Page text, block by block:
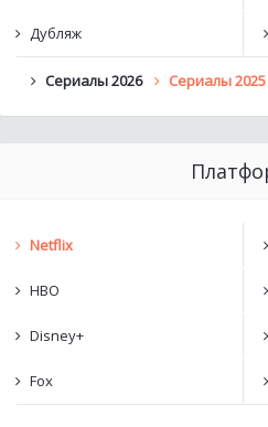
Дубляж
Сериалы 2026 Сериалы 2025
Netflix
HBO
Disney+
Fox